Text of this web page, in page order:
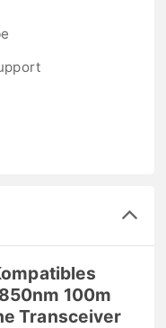
100m
Transceiver